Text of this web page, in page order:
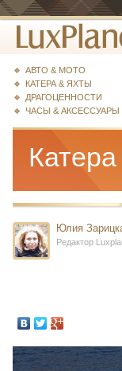
АВТО & МОТО
КАТЕРА & ЯХТЫ
ДРАГОЦЕННОСТИ
ЧАСЫ & АКСЕССУАРЫ
Юлия
Редактор